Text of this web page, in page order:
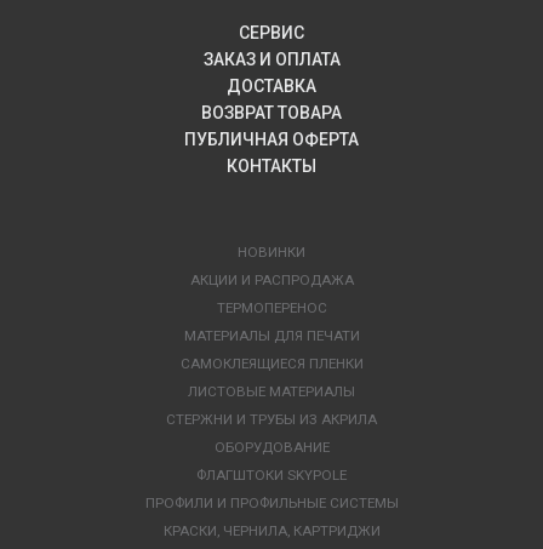
СЕРВИС
ЗАКАЗ И ОПЛАТА
ДОСТАВКА
ВОЗВРАТ ТОВАРА
ПУБЛИЧНАЯ ОФЕРТА
КОНТАКТЫ
НОВИНКИ
АКЦИИ И РАСПРОДАЖА
ТЕРМОПЕРЕНОС
МАТЕРИАЛЫ ДЛЯ ПЕЧАТИ
САМОКЛЕЯЩИЕСЯ ПЛЕНКИ
ЛИСТОВЫЕ МАТЕРИАЛЫ
СТЕРЖНИ И ТРУБЫ ИЗ АКРИЛА
ОБОРУДОВАНИЕ
ФЛАГШТОКИ SKYPOLE
ПРОФИЛИ И ПРОФИЛЬНЫЕ СИСТЕМЫ
КРАСКИ, ЧЕРНИЛА, КАРТРИДЖИ